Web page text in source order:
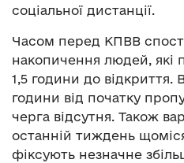
соціальної дистанції.
Часом перед КПВВ
накопичення людей, які
1,5 години до
години від початку
черга відсутня. Також
останній тиждень
фіксують незначне